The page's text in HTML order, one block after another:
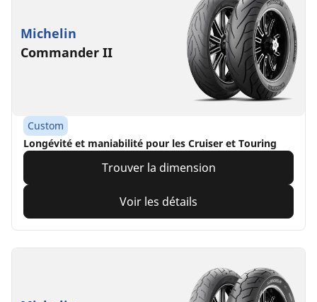
Michelin
Commander II
Custom
Longévité et maniabilité pour les Cruiser et Touring
Trouver la dimension
Voir les détails